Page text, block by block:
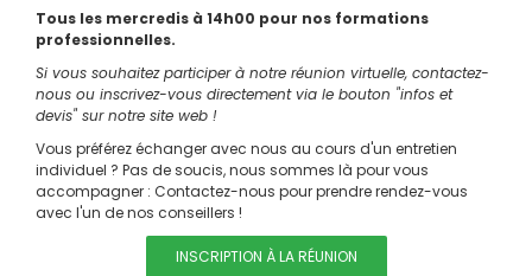
Tous les mercredis à 14h00 pour nos formations
professionnelles.
Si vous souhaitez participer à notre réunion virtuelle, contactez-
nous ou inscrivez-vous directement via le bouton "infos et
devis" sur notre site web !
Vous préférez échanger avec nous au cours d'un entretien
individuel ? Pas de soucis, nous sommes là pour vous
accompagner : Contactez-nous pour prendre rendez-vous
avec l'un de nos conseillers !
INSCRIPTION À LA RÉUNION